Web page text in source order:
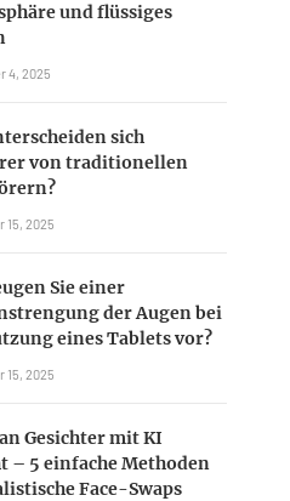
und flüssiges
4, 2025
sich
von traditionellen
15, 2025
Sie einer
der Augen bei
eines Tablets vor?
15, 2025
Gesichter mit KI
– 5 einfache Methoden
Face-Swaps